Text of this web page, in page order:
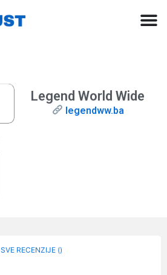
Legend World Wide
legendww.ba
SVE RECENZIJE ()